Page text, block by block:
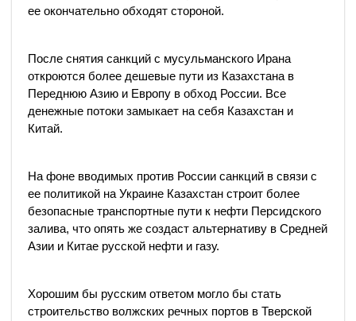
ее окончательно обходят стороной.
После снятия санкций с мусульманского Ирана
откроются более дешевые пути из Казахстана в
Переднюю Азию и Европу в обход России. Все
денежные потоки замыкает на себя Казахстан и
Китай.
На фоне вводимых против России санкций в связи с
ее политикой на Украине Казахстан строит более
безопасные транспортные пути к нефти Персидского
залива, что опять же создаст альтернативу в Средней
Азии и Китае русской нефти и газу.
Хорошим бы русским ответом могло бы стать
строительство волжских речных портов в Тверской